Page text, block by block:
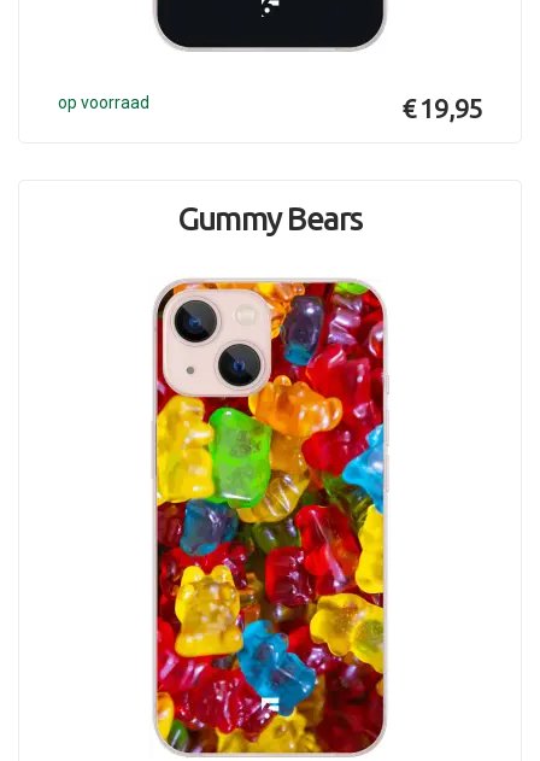
op voorraad € 19,95
Gummy Bears